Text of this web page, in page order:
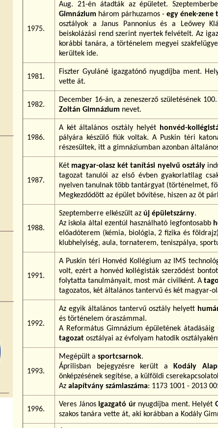
1975.
Aug. 21-én átadták az épületet.
Gimnázium három párhuzamos - egy ének-zene
osztályok a Janus Pannonius és a Leőwey
beiskolázási rend szerint nyertek felvételt. Az
korábbi tanára, a történelem megyei
kerültek ide.
1981.
Fiszter Gyuláné igazgatónő nyugdíjba ment.
vette át.
1982.
December 16-án, a zeneszerző születésének
Zoltán Gimnázium nevet.
1986.
A két általános osztály helyét honvéd-
pályára készülő fiúk voltak. A Puskin téri
részesültek, itt a gimnáziumban azonban
1987.
Két magyar-olasz két tanítási nyelvű osztály
tagozat tanulói az első évben gyakorlatilag
nyelven tanulnak több tantárgyat (történelmet,
Megkezdődött az épület bővítése, hiszen az öt
1988.
Szeptemberre elkészült az új épületszárny.
Az iskola által ezentúl használható legfontosabb
előadóterem (kémia, biológia, 2 fizika és
klubhelyiség, aula, tornaterem, teniszpálya,
1991.
A Puskin téri Honvéd Kollégium az IMS
volt, ezért a honvéd kollégisták szerződést
folytatta tanulmányait, most már civilként. A
tagozatos, két általános tantervű és két magyar-
1992.
Az egyik általános tantervű osztály helyett
és történelem óraszámmal.
A Református Gimnázium épületének
tagozat osztályai az évfolyam hatodik
1993.
Megépült a sportcsarnok.
Áprilisban bejegyzésre került a Kodály
önképzésének segítése, a külföldi
Az alapítvány számlaszáma: 1173 1001 - 2013
1996.
Veres Jánosigazgató úrnyugdíjba ment. Helyét
szakos tanára vette át, aki korábban a Kodály